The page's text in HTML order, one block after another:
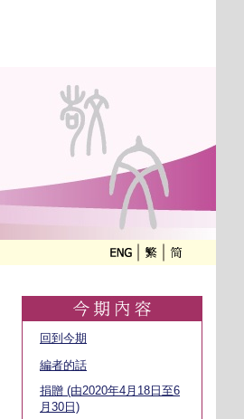
回到今期
編者的話
捐贈 (由2020年4月18日至6
月30日)